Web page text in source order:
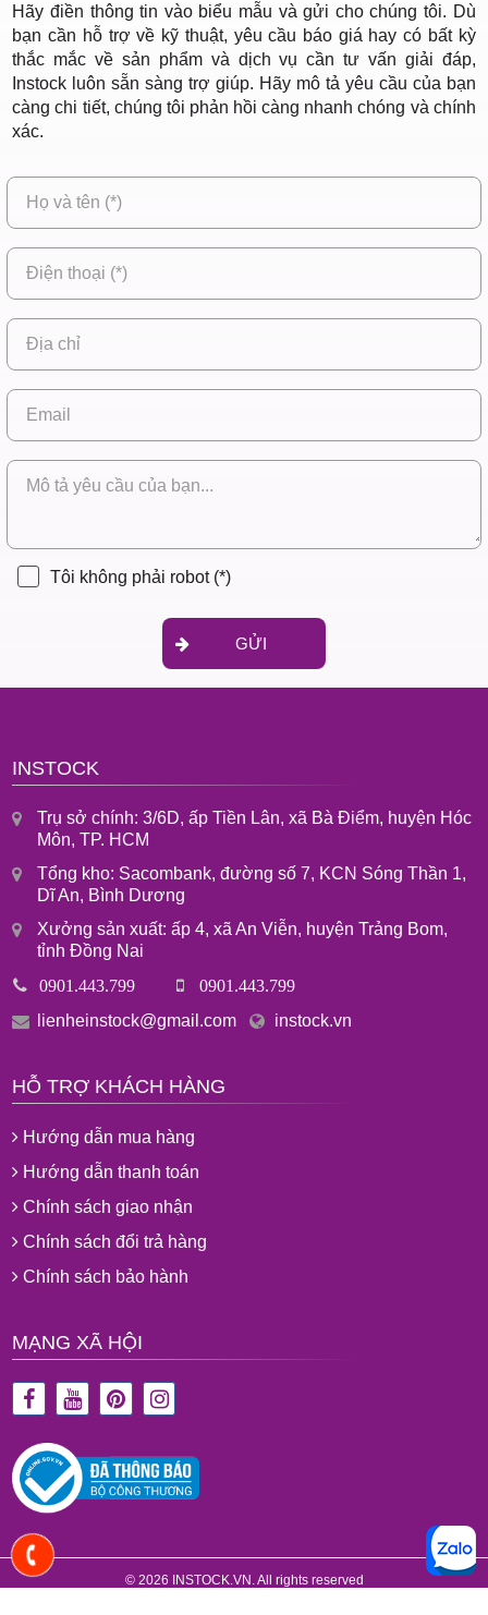
Hãy điền thông tin vào biểu mẫu và gửi cho chúng tôi. Dù
bạn cần hỗ trợ về kỹ thuật, yêu cầu báo giá hay có bất kỳ
thắc mắc về sản phẩm và dịch vụ cần tư vấn giải đáp,
Instock luôn sẵn sàng trợ giúp. Hãy mô tả yêu cầu của bạn
càng chi tiết, chúng tôi phản hồi càng nhanh chóng và chính
xác.
GỬI
Tôi không phải robot (*)
INSTOCK
Trụ sở chính: 3/6D, ấp Tiền Lân, xã Bà Điểm, huyện Hóc
Môn, TP. HCM
Tổng kho: Sacombank, đường số 7, KCN Sóng Thần 1,
Dĩ An, Bình Dương
Xưởng sản xuất: ấp 4, xã An Viễn, huyện Trảng Bom,
tỉnh Đồng Nai
0901.443.799 0901.443.799
lienheinstock@gmail.com instock.vn
HỖ TRỢ KHÁCH HÀNG
Hướng dẫn mua hàng
Hướng dẫn thanh toán
Chính sách giao nhận
Chính sách đổi trả hàng
Chính sách bảo hành
MẠNG XÃ HỘI
© 2026 INSTOCK.VN. All rights reserved